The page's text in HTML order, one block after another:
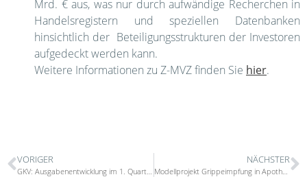
Mrd. € aus, was nur durch aufwändige Recherchen in
Handelsregistern und speziellen Datenbanken
hinsichtlich der Beteiligungsstrukturen der Investoren
aufgedeckt werden kann.
Weitere Informationen zu Z-MVZ finden Sie hier.
VORIGER NÄCHSTER
Modellprojekt Grippeimpfung in Apotheken